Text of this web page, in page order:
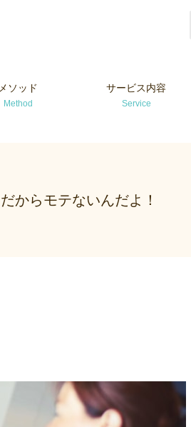
メソッド
Method
サービス内容
Service
だからモテないんだよ！